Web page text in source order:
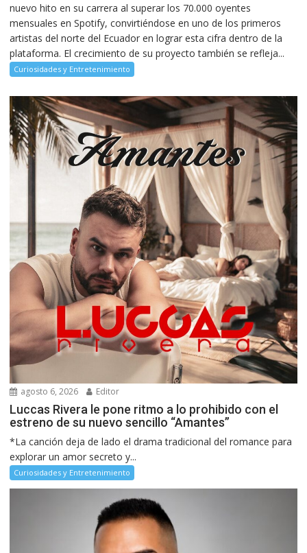
nuevo hito en su carrera al superar los 70.000 oyentes
mensuales en Spotify, convirtiéndose en uno de los primeros
artistas del norte del Ecuador en lograr esta cifra dentro de la
plataforma. El crecimiento de su proyecto también se refleja...
Curiosidades y Entretenimiento
agosto 6, 2026 Editor
Luccas Rivera le pone ritmo a lo prohibido con el
estreno de su nuevo sencillo “Amantes”
*La canción deja de lado el drama tradicional del romance para
explorar un amor secreto y...
Curiosidades y Entretenimiento